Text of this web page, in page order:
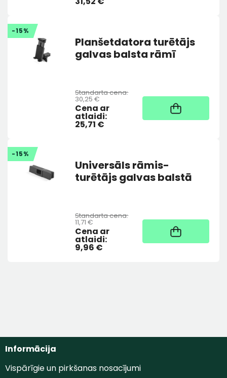
-15%
Planšetdatora turētājs
galvas balsta rāmī
Standarta cena:
30,25 €
Cena ar
atlaidi:
25,71 €
Noliktavā
-15%
Universāls rāmis-
turētājs galvas balstā
Standarta cena:
11,71 €
Cena ar
atlaidi:
9,96 €
Noliktavā
Informācija
Vispārīgie un pirkšanas nosacījumi